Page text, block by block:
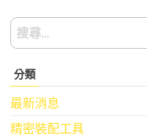
搜
尋
關
鍵
字:
分類
最新消息
精密裝配工具